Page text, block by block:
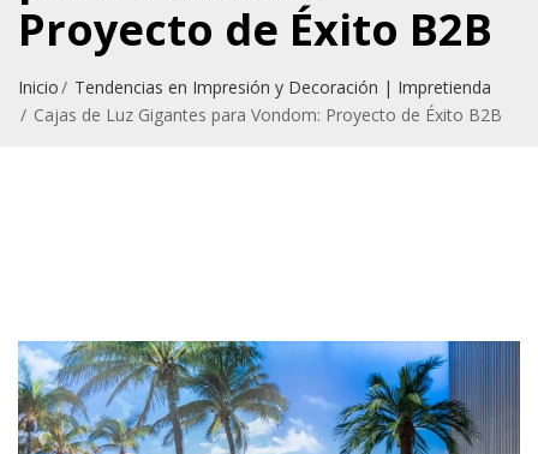
¿Olvidó su contraseña?
Entrar
Proyecto de Éxito B2B
Inicio
Tendencias en Impresión y Decoración | Impretienda
Cajas de Luz Gigantes para Vondom: Proyecto de Éxito B2B